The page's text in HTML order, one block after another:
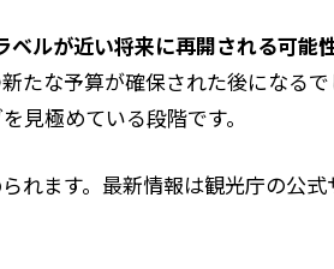
ベルが近い将来に再開される可能
たな予算が確保された後になる
見極めている段階です。
れます。最新情報は観光庁の公